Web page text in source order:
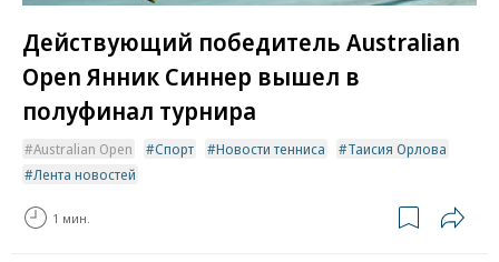
Действующий победитель Australian
Open Янник Синнер вышел в
полуфинал турнира
Australian Open Спорт Новости тенниса
Таисия Орлова
Лента новостей
1 мин.